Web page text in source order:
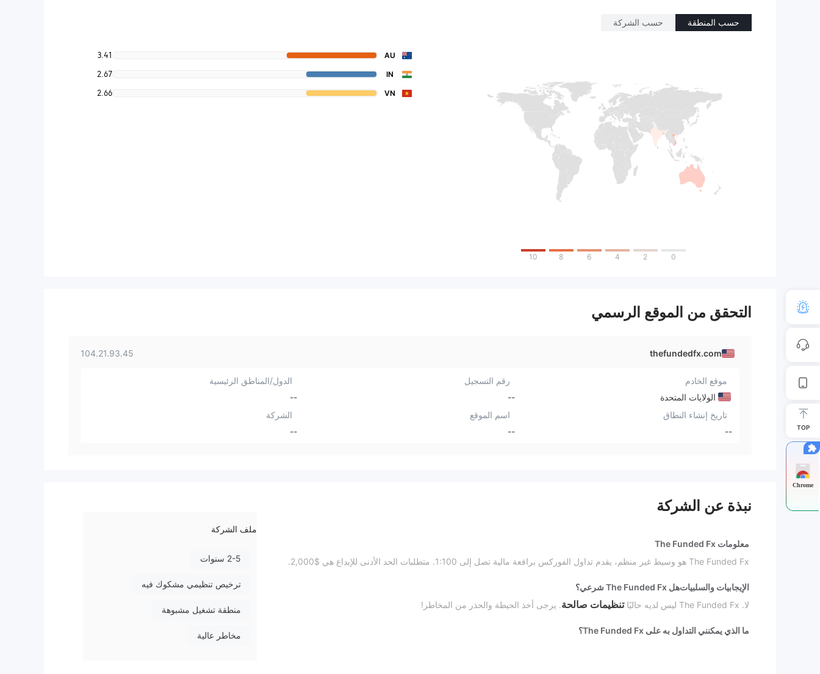
حسب المنطقة حسب الشركة
0
2
4
6
8
10
AU
3.41
IN
2.67
VN
2.66
التحقق من الموقع الرسمي
thefundedfx.com
104.21.93.45
موقع الخادم
الولايات المتحدة
رقم التسجيل
--
الدول/المناطق الرئيسية
--
تاريخ إنشاء النطاق
--
اسم الموقع
--
الشركة
--
نبذة عن الشركة
معلومات The Funded Fx
The Funded Fx هو وسيط غير منظم، يقدم تداول الفوركس برافعة مالية تصل إلى 1:100. متطلبات الحد الأدنى للإيداع هي $2,000.
الإيجابيات والسلبياتهل The Funded Fx شرعي؟
لا. The Funded Fx ليس لديه حاليًا
تنظيمات صالحة. يرجى أخذ الحيطة والحذر من المخاطر!
ما الذي يمكنني التداول به على The Funded Fx؟
ملف الشركة
2-5 سنوات
ترخيص تنظيمي مشكوك فيه
منطقة تشغيل مشبوهة
مخاطر عالية
TOP
Chrome